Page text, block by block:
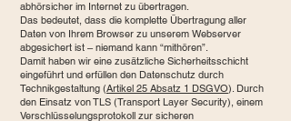
abhörsicher im Internet zu übertragen.
Das bedeutet, dass die komplette Übertragung aller
Daten von Ihrem Browser zu unserem Webserver
abgesichert ist – niemand kann “mithören”.
Damit haben wir eine zusätzliche Sicherheitsschicht
eingeführt und erfüllen den Datenschutz durch
Technikgestaltung (Artikel 25 Absatz 1 DSGVO). Durch
den Einsatz von TLS (Transport Layer Security), einem
Verschlüsselungsprotokoll zur sicheren